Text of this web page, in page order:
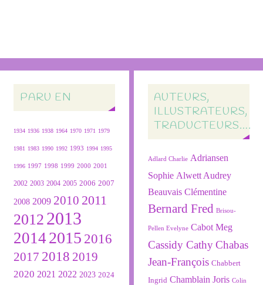
PARU EN
1934 1936 1938 1964 1970 1971 1979
1981 1983 1990 1992 1993 1994 1995
1996 1997 1998 1999 2000 2001
2002 2003 2004 2005 2006 2007
2008 2009 2010 2011
2012 2013
2014 2015 2016
2017 2018 2019
2020 2021 2022 2023 2024
AUTEURS,
ILLUSTRATEURS,
TRADUCTEURS….
Adlard Charlie Adriansen
Sophie Alwett Audrey
Beauvais Clémentine
Bernard Fred Brisou-
Pellen Evelyne Cabot Meg
Cassidy Cathy Chabas
Jean-François Chabbert
Ingrid Chamblain Joris Colin